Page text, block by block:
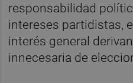
responsabilidad
intereses partidistas,
interés general
innecesaria de